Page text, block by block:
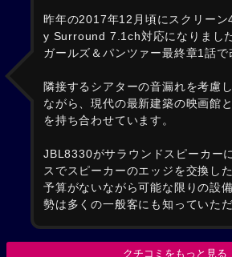
昨年の2017年12月頃にスクリー
y Surround 7.1ch対応になりました
ガールズ＆パンツァー最終章1話
隣接するシアターの音漏れを考慮
ながら、現代の最新建築の映画館
を持ち合わせています。
JBL8330がサラウンドスピーカー
スでスピーカーのエッジを交換し
予算がないながら可能な限りの設
勢は多くの一般客にも知っていた
クチコミをもっと見る